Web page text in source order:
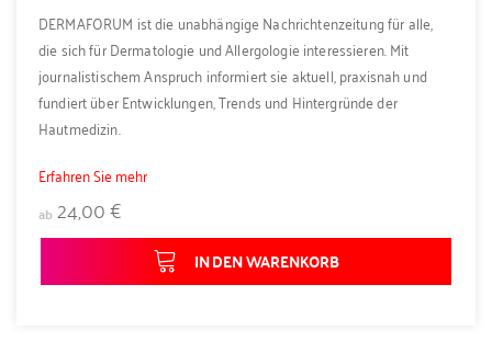
DERMAFORUM ist die unabhängige Nachrichtenzeitung für alle,
die sich für Dermatologie und Allergologie interessieren. Mit
journalistischem Anspruch informiert sie aktuell, praxisnah und
fundiert über Entwicklungen, Trends und Hintergründe der
Hautmedizin.
Erfahren Sie mehr
ab24,00 €
IN DEN WARENKORB